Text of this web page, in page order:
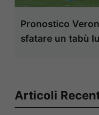
Pronostico
sfatare un tabù
Articoli